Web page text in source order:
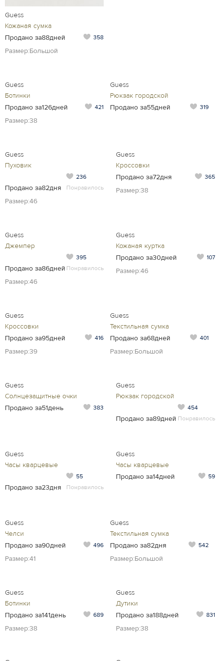
Guess
Кожаная сумка
Продано за88дней
358
Размер:Большой
Guess
Ботинки
Продано за126дней
421
Размер:38
Guess
Рюкзак городской
Продано за55дней
319
Guess
Пуховик
Продано за82дня
236
Понравилось
Размер:46
Guess
Кроссовки
Продано за72дня
365
Размер:38
Guess
Джемпер
Продано за86дней
395
Понравилось
Размер:46
Guess
Кожаная куртка
Продано за30дней
107
Размер:46
Guess
Кроссовки
Продано за95дней
416
Размер:39
Guess
Текстильная сумка
Продано за68дней
401
Размер:Большой
Guess
Солнцезащитные очки
Продано за51день
383
Guess
Рюкзак городской
Продано за89дней
454
Понравилось
Guess
Часы кварцевые
Продано за23дня
55
Понравилось
Guess
Часы кварцевые
Продано за14дней
59
Guess
Челси
Продано за90дней
496
Размер:41
Guess
Текстильная сумка
Продано за82дня
542
Размер:Большой
Guess
Ботинки
Продано за141день
689
Размер:38
Guess
Дутики
Продано за188дней
831
Размер:38